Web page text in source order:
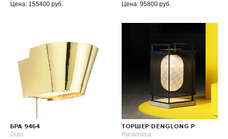
Цена: 155400 руб.
Цена: 95800 руб.
БРА 9464
Gubi
ТОРШЕР DENGLONG P
Parachilna